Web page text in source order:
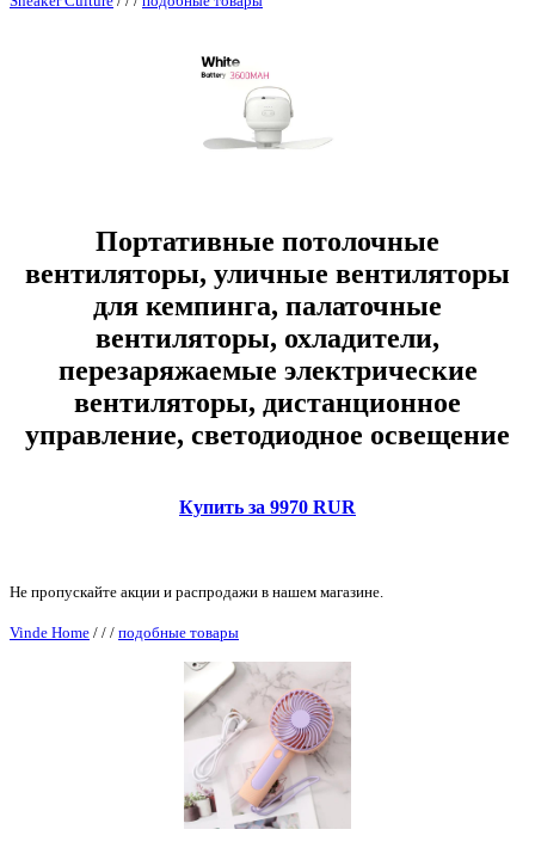
Портативные потолочные
вентиляторы, уличные вентиляторы
для кемпинга, палаточные
вентиляторы, охладители,
перезаряжаемые электрические
вентиляторы, дистанционное
управление, светодиодное освещение
Купить за 9970 RUR
Не пропускайте акции и распродажи в нашем магазине.
Vinde Home / / / подобные товары